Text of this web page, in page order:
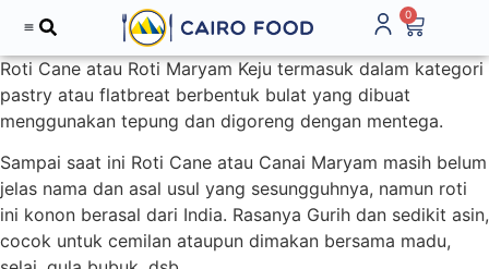
0
Roti Cane atau Roti Maryam Keju termasuk dalam kategori
pastry atau flatbreat berbentuk bulat yang dibuat
menggunakan tepung dan digoreng dengan mentega.
Sampai saat ini Roti Cane atau Canai Maryam masih belum
jelas nama dan asal usul yang sesungguhnya, namun roti
ini konon berasal dari India. Rasanya Gurih dan sedikit asin,
cocok untuk cemilan ataupun dimakan bersama madu,